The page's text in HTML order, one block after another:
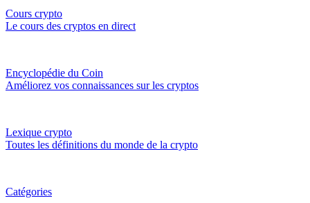
Cours crypto
Le cours des cryptos en direct
Encyclopédie du Coin
Améliorez vos connaissances sur les cryptos
Lexique crypto
Toutes les définitions du monde de la crypto
Catégories